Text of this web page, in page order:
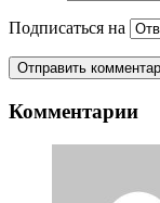
Подписаться на
Комментарии